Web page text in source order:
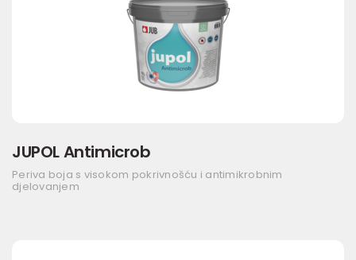
JUPOL Antimicrob
Periva boja s visokom pokrivnošću i antimikrobnim
djelovanjem